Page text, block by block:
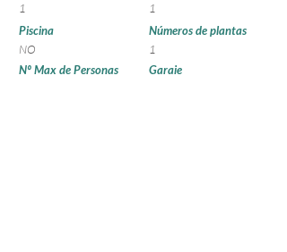
1
Piscina
NO
Nº Max de Personas
1
Números de plantas
1
Garaje